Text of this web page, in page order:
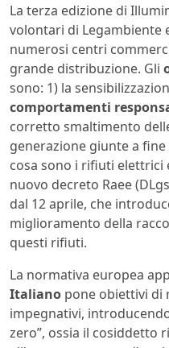
La terza edizione di
volontari di Legambiente
numerosi centri
grande distribuzione. Gli
sono: 1) la
comportamenti
corretto smaltimento
generazione giunte a fine
cosa sono i rifiuti elettrici
nuovo decreto Raee
dal 12 aprile, che
miglioramento della
questi rifiuti.
La normativa europea
Italiano pone obiettivi di
impegnativi,
zero”, ossia il cosiddetto